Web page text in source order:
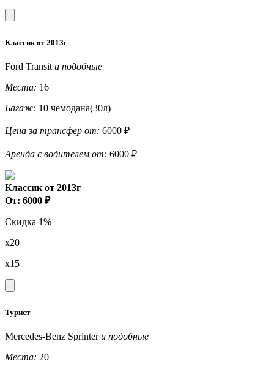
Классик от 2013г
Ford Transit и подобные
Места: 16
Багаж: 10 чемодана(30л)
Цена за трансфер от: 6000 ₽
Аренда с водителем от: 6000 ₽
Классик от 2013г
От: 6000 ₽
Скидка 1%
x20
x15
Турист
Mercedes-Benz Sprinterи подобные
Места: 20